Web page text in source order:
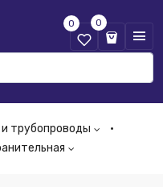
0 0
трубопроводы